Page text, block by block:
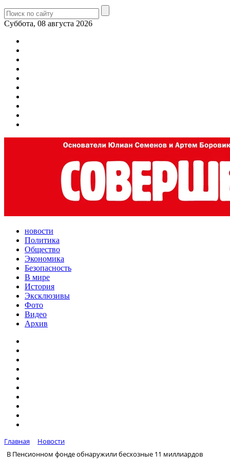
Суббота, 08 августа 2026
новости
Политика
Общество
Экономика
Безопасность
В мире
История
Эксклюзивы
Фото
Видео
Архив
Главная
Новости
В Пенсионном фонде обнаружили бесхозные 11 миллиардов